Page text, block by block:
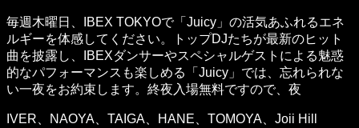
毎週木曜日、IBEX TOKYOで「Juicy」の活気あふれるエネ
ルギーを体感してください。トップDJたちが最新のヒット
曲を披露し、IBEXダンサーやスペシャルゲストによる魅惑
的なパフォーマンスも楽しめる「Juicy」では、忘れられな
い一夜をお約束します。終夜入場無料ですので、夜
IVER、NAOYA、TAIGA、HANE、TOMOYA、Joii Hill